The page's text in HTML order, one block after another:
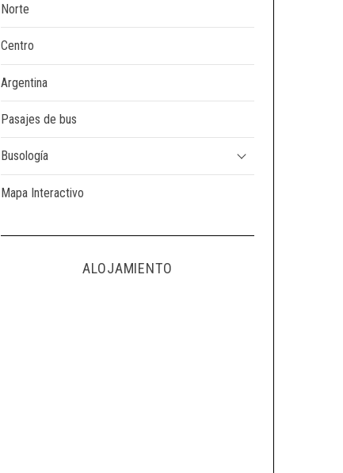
Norte
Centro
Argentina
Pasajes de bus
Busología
Mapa Interactivo
ALOJAMIENTO